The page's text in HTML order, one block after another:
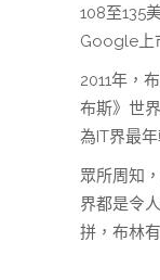
108至135
Google上
2011年，
布斯》世
為IT界最
眾所周知
界都是令
拼，布林